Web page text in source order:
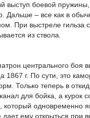
выступ боевой
Дальше – все как в
При выстреле гильза
из ствола.
центрального боя
1867 г. По сути, это
Только теперь в
для бойка, а курок
который одновременно
ему открыться при